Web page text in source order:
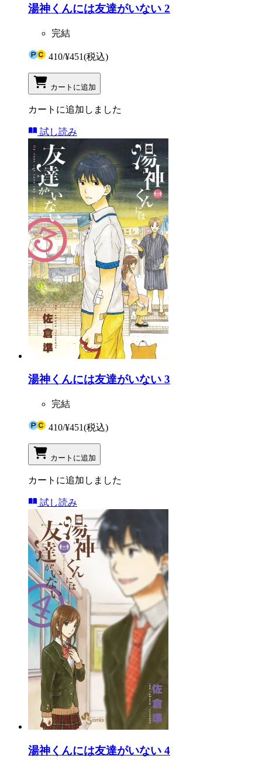
湯神くんには友達がいない 2
完結
410/¥451(税込)
カートに追加
カートに追加しました
試し読み
湯神くんには友達がいない 3
完結
410/¥451(税込)
カートに追加
カートに追加しました
試し読み
湯神くんには友達がいない 4